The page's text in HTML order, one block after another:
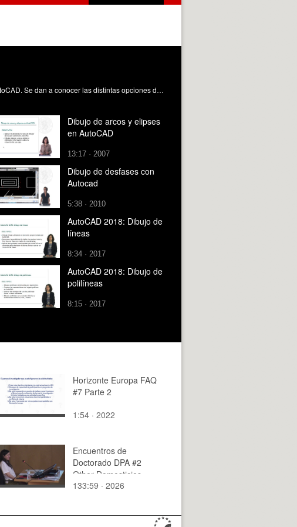
En el objeto de aprendizaje se explica cómo dibujar elipses utilizando el comando suministrado para ello por AutoCAD. Se dan a conocer las distintas opciones disponibles para la ejecución del comando y la forma de aplicarlas. Por último, se enseña a dibujar arcos elípticos. Rey Solaz, B. (2017). AutoCAD 2018: Dibujo de elipses. https://riunet.upv.es/handle/10251/82611 DER
Dibujo de arcos y elipses
en AutoCAD
13:17 · 2007
Dibujo de desfases con
Autocad
5:38 · 2010
AutoCAD 2018: Dibujo de
líneas
8:34 · 2017
AutoCAD 2018: Dibujo de
polilíneas
8:15 · 2017
Horizonte Europa FAQ
#7 Parte 2
1:54 · 2022
Encuentros de
Doctorado DPA #2
Other Domesticies
(04)
133:59 · 2026